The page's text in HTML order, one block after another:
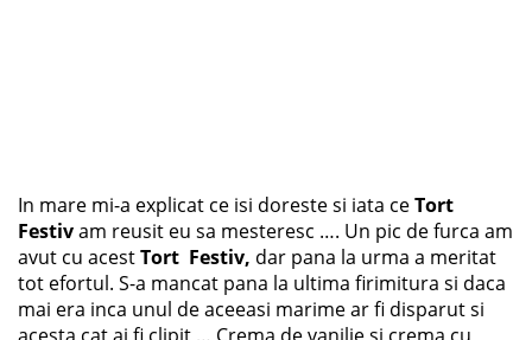
In mare mi-a explicat ce isi doreste si iata ceTort
Festivam reusit eu sa mesteresc …. Un pic de furca am
avut cu acestTort Festiv, dar pana la urma a meritat
tot efortul. S-a mancat pana la ultima firimitura si daca
mai era inca unul de aceeasi marime ar fi disparut si